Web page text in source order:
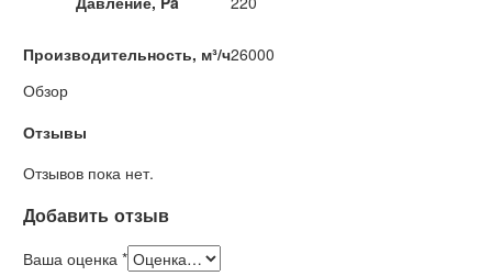
Производительность, м³/ч26000
Обзор
Отзывы
Отзывов пока нет.
Добавить отзыв
Ваша оценка *